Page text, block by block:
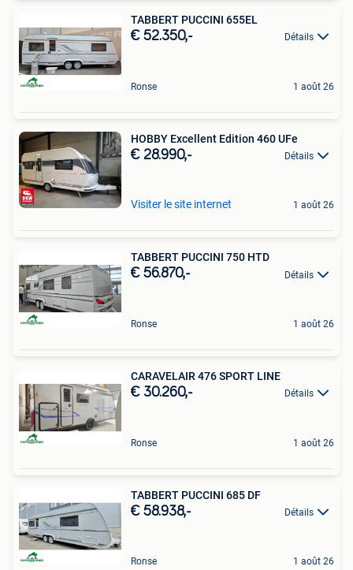
TABBERT PUCCINI 655EL
€ 52.350,- Détails
Ronse 1 août 26
HOBBY Excellent Edition 460 UFe
€ 28.990,- Détails
Visiter le site internet 1 août 26
TABBERT PUCCINI 750 HTD
€ 56.870,- Détails
Ronse 1 août 26
CARAVELAIR 476 SPORT LINE
€ 30.260,- Détails
Ronse 1 août 26
TABBERT PUCCINI 685 DF
€ 58.938,- Détails
Ronse 1 août 26